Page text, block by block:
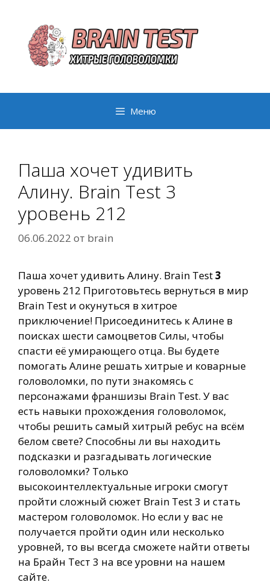
содержимому
Меню
Паша хочет удивить
Алину. Brain Test 3
уровень 212
06.06.2022 от brain
Паша хочет удивить Алину. Brain Test3
уровень 212 Приготовьтесь вернуться в мир
Brain Test и окунуться в хитрое
приключение! Присоединитесь к Алине в
поисках шести самоцветов Силы, чтобы
спасти её умирающего отца. Вы будете
помогать Алине решать хитрые и коварные
головоломки, по пути знакомясь с
персонажами франшизы Brain Test. У вас
есть навыки прохождения головоломок,
чтобы решить самый хитрый ребус на всём
белом свете? Способны ли вы находить
подсказки и разгадывать логические
головоломки? Только
высокоинтеллектуальные игроки смогут
пройти сложный сюжет Brain Test 3 и стать
мастером головоломок. Но если у вас не
получается пройти один или несколько
уровней, то вы всегда сможете найти ответы
на Брайн Тест 3 на все уровни на нашем
сайте.